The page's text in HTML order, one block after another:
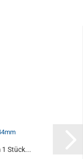
1 Stück...